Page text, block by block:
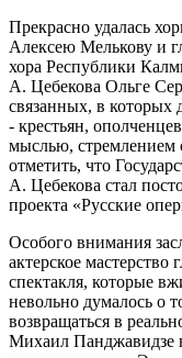
Прекрасно удалась
Алексею Мелькову и
хора Республики
А. Цебекова Ольге
связанных, в которых
- крестьян,
мыслью, стремлением
отметить, что
А. Цебекова стал
проекта «Русские
Особого внимания
актерское мастерство
спектакля, которые
невольно думалось о
возвращаться в
Михаил Панджавидзе